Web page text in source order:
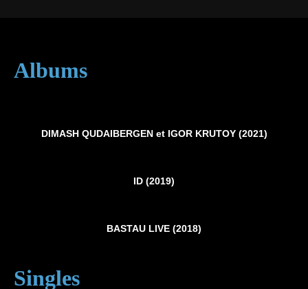
Albums
DIMASH QUDAIBERGEN et IGOR KRUTOY (2021)
ID (2019)
BASTAU LIVE (2018)
Singles